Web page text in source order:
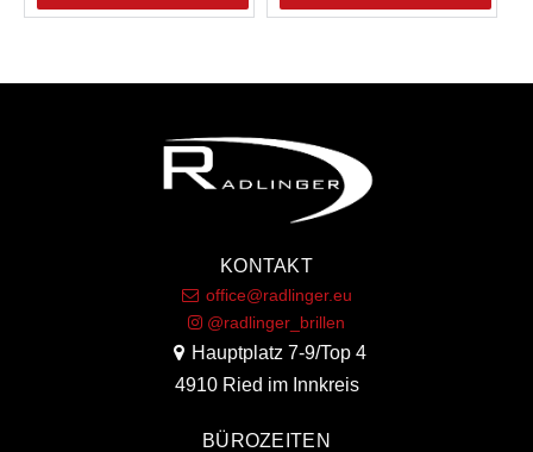
KONTAKT
office@radlinger.eu
@radlinger_brillen
Hauptplatz 7-9/Top 4
4910 Ried im Innkreis
BÜROZEITEN